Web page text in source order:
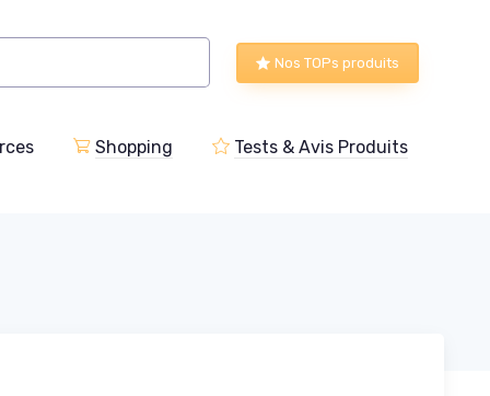
Nos TOPs produits
Shopping Tests & Avis Produits